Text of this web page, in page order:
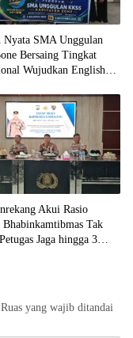
Nyata SMA Unggulan
Bersaing Tingkat
Wujudkan English
Akui Rasio
Bhabinkamtibmas Tak
Jaga hingga 3
Ruas yang wajib ditandai